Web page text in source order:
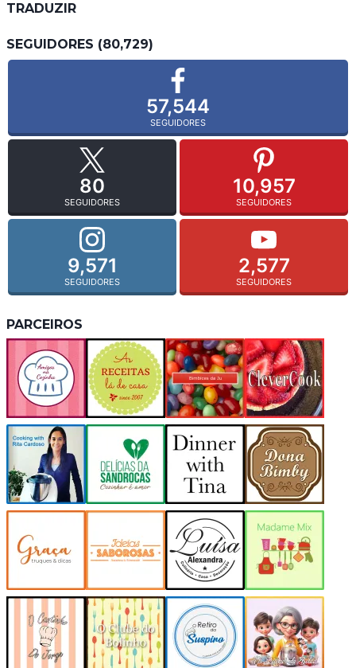
TRADUZIR
SEGUIDORES (80,729)
57,544
SEGUIDORES
80
SEGUIDORES
10,957
SEGUIDORES
9,571
SEGUIDORES
2,577
SEGUIDORES
PARCEIROS